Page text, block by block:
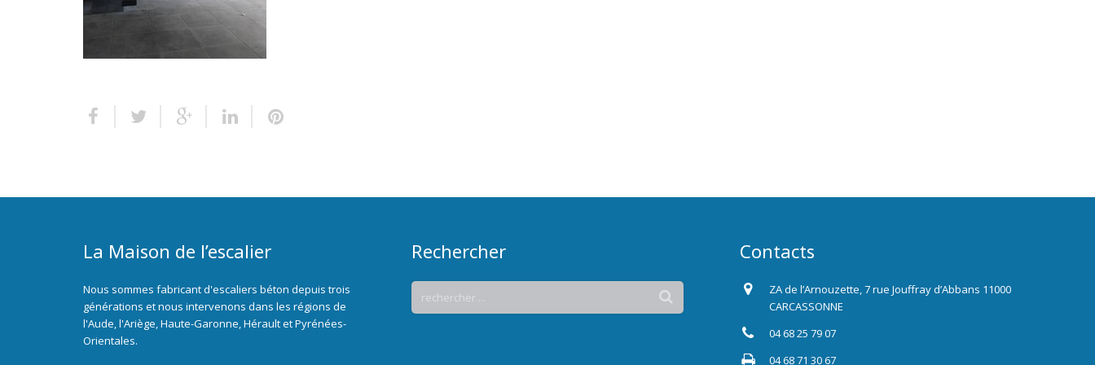
La Maison de l’escalier
Nous sommes fabricant d'escaliers béton depuis trois
générations et nous intervenons dans les régions de
l'Aude, l'Ariège, Haute-Garonne, Hérault et Pyrénées-
Orientales.
Rechercher Contacts
ZA de l’Arnouzette, 7 rue Jouffray d’Abbans 11000
CARCASSONNE
04 68 25 79 07
04 68 71 30 67